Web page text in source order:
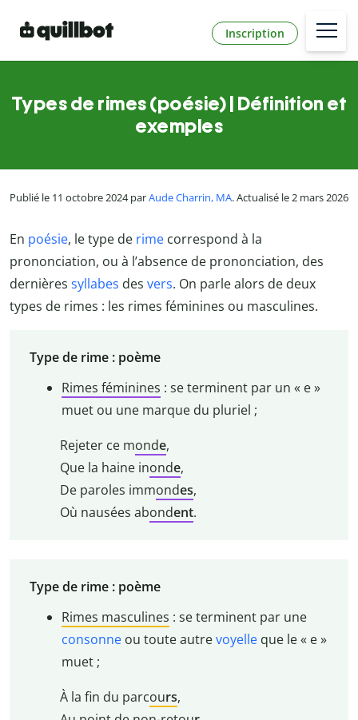
Inscription
Types de rimes (poésie) | Définition et
exemples
Publié le 11 octobre 2024 parAude Charrin, MA. Actualisé le 2 mars 2026
En poésie, le type de rime correspond à la
prononciation, ou à l’absence de prononciation, des
dernières syllabes des vers. On parle alors de deux
types de rimes : les rimes féminines ou masculines.
Type de rime : poème
Rimes féminines : se terminent par un « e »
muet ou une marque du pluriel ;
Rejeter ce monde,
Que la haine inonde,
De paroles immondes,
Où nausées abondent.
Type de rime : poème
Rimes masculines : se terminent par une
consonneou toute autrevoyelleque le « e »
muet ;
À la fin du parcours,